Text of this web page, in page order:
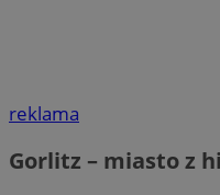
reklama
Gorlitz – miasto z